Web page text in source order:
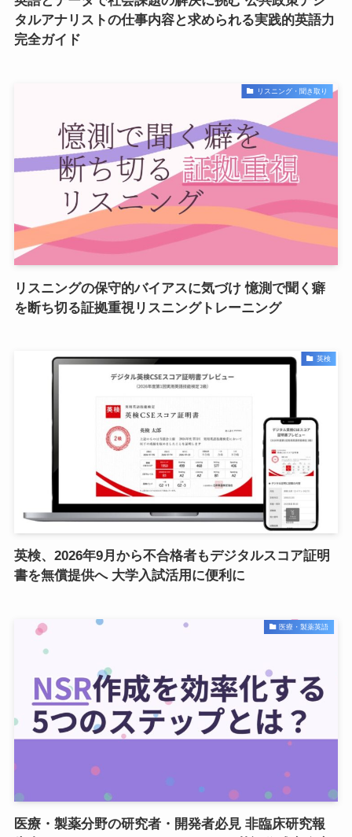
タルアナリストの仕事内容と求められる実践的英語力
完全ガイド
リスニング・聞き取り
リスニングの保守的バイアスに気づけ 憶測で聞く癖
を断ち切る証拠重視リスニングトレーニング
英検
英検、2026年9月から不合格者もデジタルスコア証明
書を無償提供へ 大学入試活用に便利に
医療・製薬英語
医療・製薬分野の研究者・開発者必見 非臨床研究報